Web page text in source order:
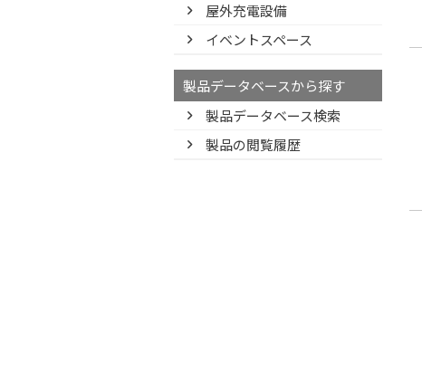
屋外充電設備
イベントスペース
製品データベースから探す
製品データベース検索
製品の閲覧履歴